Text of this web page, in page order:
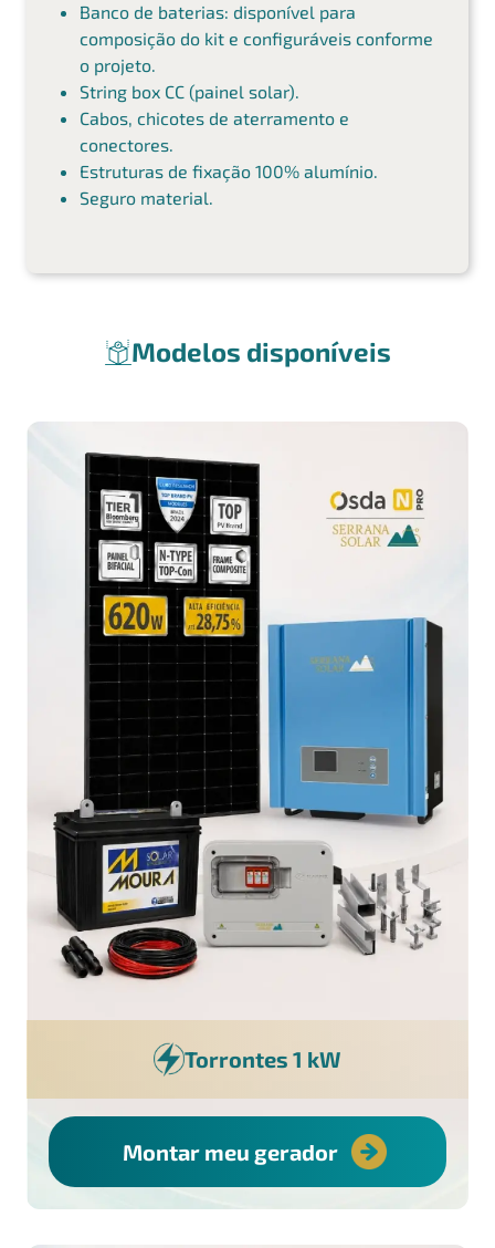
Banco de baterias: disponível para
composição do kit e configuráveis conforme
o projeto.
String box CC (painel solar).
Cabos, chicotes de aterramento e
conectores.
Estruturas de fixação 100% alumínio.
Seguro material.
Modelos disponíveis
Torrontes 1 kW
Montar meu gerador